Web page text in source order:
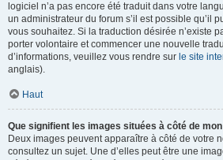
logiciel n’a pas encore été traduit dans votre
un administrateur du forum s’il est possible qu’il
vous souhaitez. Si la traduction désirée n’existe
porter volontaire et commencer une nouvelle
d’informations, veuillez vous rendre sur le site
anglais).
Haut
Que signifient les images situées à côté de
Deux images peuvent apparaître à côté de votre
consultez un sujet. Une d’elles peut être une